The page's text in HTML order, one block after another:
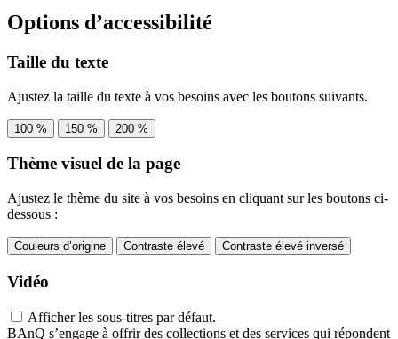
Options d’accessibilité
Taille du texte
Ajustez la taille du texte à vos besoins avec les boutons suivants.
100 % 150 % 200 %
Thème visuel de la page
Ajustez le thème du site à vos besoins en cliquant sur les boutons ci-
dessous :
Couleurs d’origine Contraste élevé Contraste élevé inversé
Vidéo
Afficher les sous-titres par défaut.
BAnQ s’engage à offrir des collections et des services qui répondent